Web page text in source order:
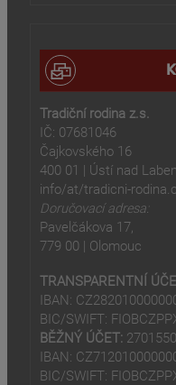
Tradiční rodina z.s.
IČ: 07681046
Čajkovského 16
400 01 | Ústí nad
info/at/tradicni-
Doručovací adresa:
Pavelčákova 17,
779 00 | Olomouc
TRANSPARENTNÍ
IBAN:
BIC/SWIFT:
BĚŽNÝ ÚČET:
IBAN:
BIC/SWIFT: